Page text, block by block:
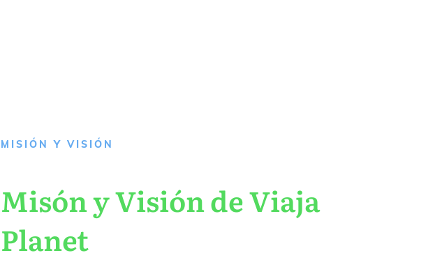
MISIÓN Y VISIÓN
Misón y Visión de Viaja
Planet